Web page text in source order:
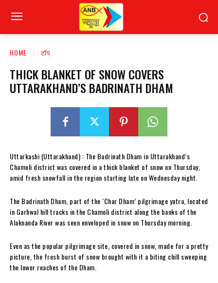
HOME टॉप
THICK BLANKET OF SNOW COVERS
UTTARAKHAND’S BADRINATH DHAM
Uttarkashi (Uttarakhand) : The Badrinath Dham in Uttarakhand’s
Chamoli district was covered in a thick blanket of snow on Thursday,
amid fresh snowfall in the region starting late on Wednesday night.
The Badrinath Dham, part of the ‘Char Dham’ pilgrimage yatra, located
in Garhwal hill tracks in the Chamoli district along the banks of the
Alaknanda River was seen enveloped in snow on Thursday morning.
Even as the popular pilgrimage site, covered in snow, made for a pretty
picture, the fresh burst of snow brought with it a biting chill sweeping
the lower reaches of the Dham.